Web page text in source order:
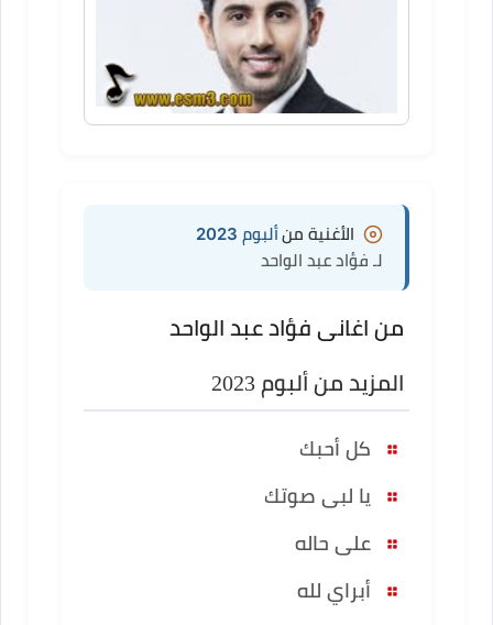
الأغنية منألبوم 2023
لـ فؤاد عبد الواحد
من اغانى فؤاد عبد الواحد
المزيد من ألبوم 2023
كل أحبك
يا لبى صوتك
على حاله
أبراي لله